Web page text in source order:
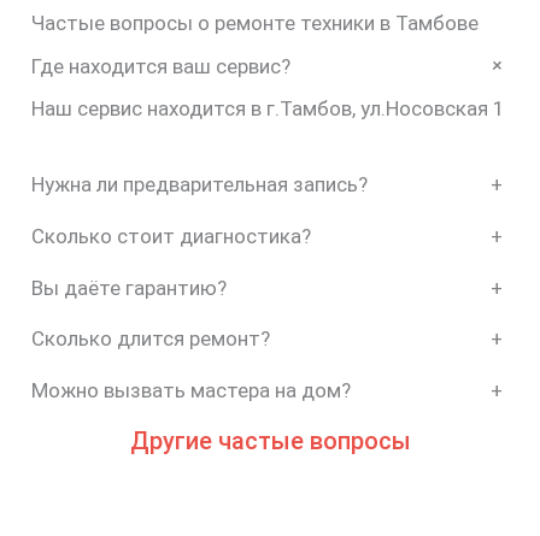
Частые вопросы о ремонте техники в Тамбове
Где находится ваш сервис?
+
Наш сервис находится в г.Тамбов, ул.Носовская 1
Нужна ли предварительная запись? +
Сколько стоит диагностика? +
Вы даёте гарантию? +
Сколько длится ремонт? +
Можно вызвать мастера на дом? +
Другие частые вопросы